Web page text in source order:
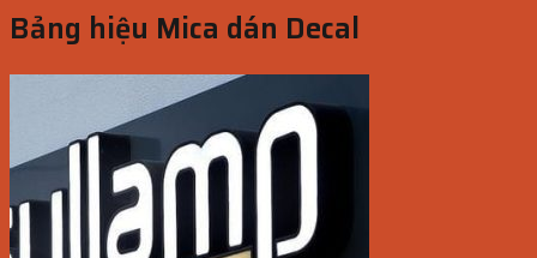
Bảng hiệu Mica dán Decal